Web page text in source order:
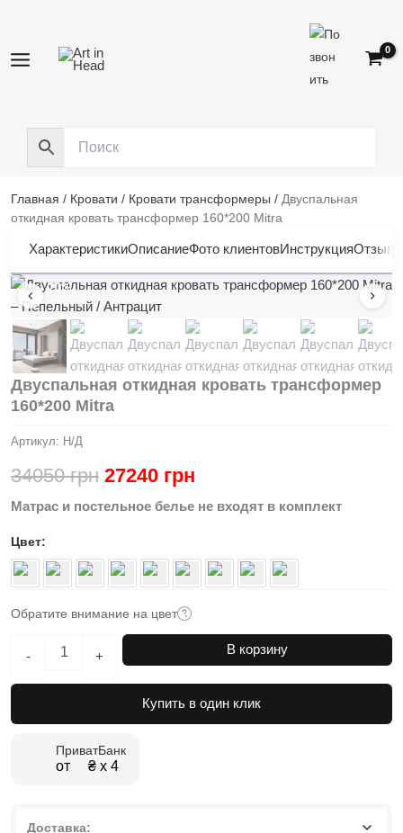
содержимому
Главная / Кровати / Кровати трансформеры / Двуспальная
откидная кровать трансформер 160*200 Mitra
ХарактеристикиОписаниеФото клиентовИнструкция
-20%
Двуспальная откидная кровать трансформер
160*200 Mitra
Артикул: Н/Д
34050грн Первоначальная
цена
34050 грн.
27240 грн
цена:
Матрас и постельное белье не входят в комплект
Цвет
Обратите внимание на цвет
-
товара
160*200
+ В корзину
Купить в один клик
ПриватБанк
от ₴ х 4
Доставка: